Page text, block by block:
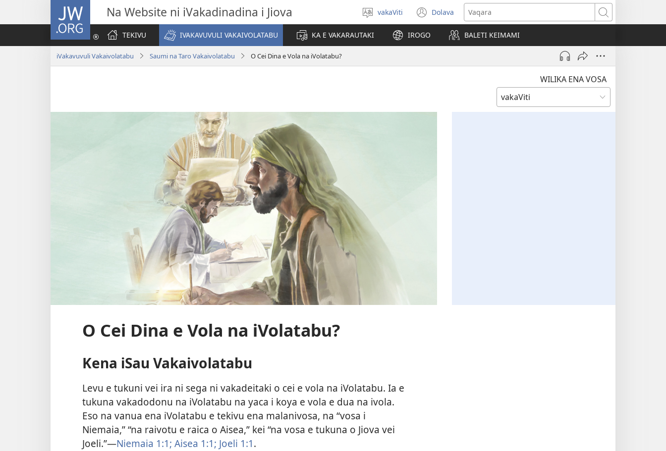
JW.ORG Na Website ni iVakadinadina i Jiova
Digia
na
Vosa
vakaViti Dolava
(opens
new
window)
Vaqara
TEKIVU
IVAKAVUVULI VAKAIVOLATABU KA E VAKARAUTAKI IROGO BALETI KEIMAMI
iVakavuvuli Vakaivolatabu Saumi na Taro Vakaivolatabu O Cei Dina e Vola na iVolatabu?
WILIKA ENA VOSA
O Cei Dina e Vola na iVolatabu?
Kena iSau Vakaivolatabu
Levu e tukuni vei ira ni sega ni vakadeitaki o cei e vola na iVolatabu. Ia e
tukuna vakadodonu na iVolatabu na yaca i koya e vola e dua na ivola.
Eso na vanua ena iVolatabu e tekivu ena malanivosa, na “vosa i
Niemaia,” “na raivotu e raica o Aisea,” kei “na vosa e tukuna o Jiova vei
Joeli.”—Niemaia 1:1; Aisea 1:1; Joeli 1:1.